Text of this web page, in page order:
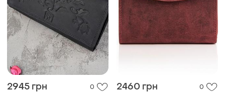
2945 грн 0 2460 грн 0